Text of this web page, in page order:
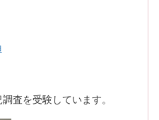
査を受験しています。